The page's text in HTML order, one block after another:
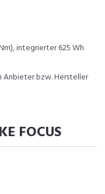
integrierter 625 Wh
Anbieter bzw. Hersteller
FOCUS